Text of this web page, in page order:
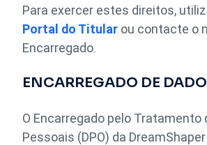
Para exercer estes direitos,
Portal do Titular ou contacte o
Encarregado.
ENCARREGADO DE
O Encarregado pelo Tratamento
Pessoais (DPO) da